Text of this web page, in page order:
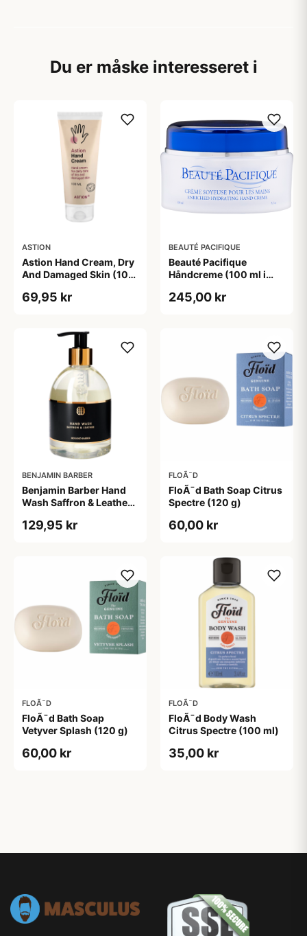
Du er måske interesseret i
ASTION
Astion Hand Cream, Dry
And Damaged Skin (100
69,95 kr
BEAUTÉ PACIFIQUE
Beauté Pacifique
Håndcreme (100 ml i
245,00 kr
BENJAMIN BARBER
Benjamin Barber Hand
Wash Saffron & Leather
129,95 kr
FLOÃ¯D
FloÃ¯d Bath Soap Citrus
Spectre (120 g)
60,00 kr
FLOÃ¯D
FloÃ¯d Bath Soap
Vetyver Splash (120 g)
60,00 kr
FLOÃ¯D
FloÃ¯d Body Wash
Citrus Spectre (100 ml)
35,00 kr